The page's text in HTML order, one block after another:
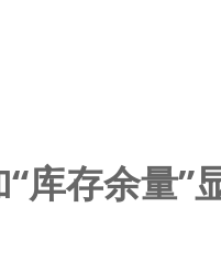
库存余量”